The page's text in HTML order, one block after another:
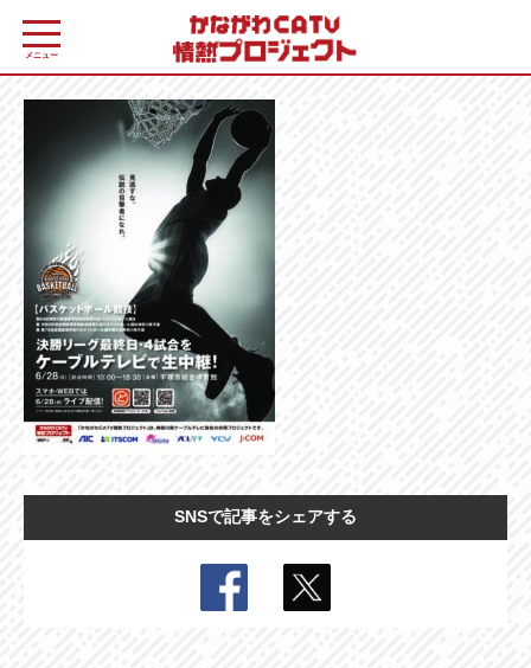
メニュー
SNSで記事をシェアする